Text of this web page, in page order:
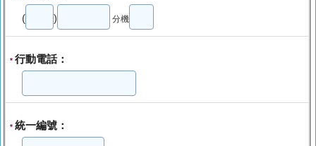
( ) 分機
* 行動電話：
* 統一編號：